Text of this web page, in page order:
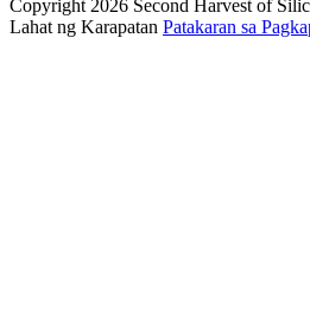
Copyright 2026 Second Harvest of
Lahat ng Karapatan Patakaran sa